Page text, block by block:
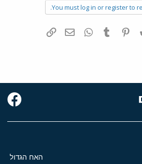
You must log in or register to
Reddit
Pinterest
Tumblr
WhatsAppדואר אלקטרוני
האח הגדול